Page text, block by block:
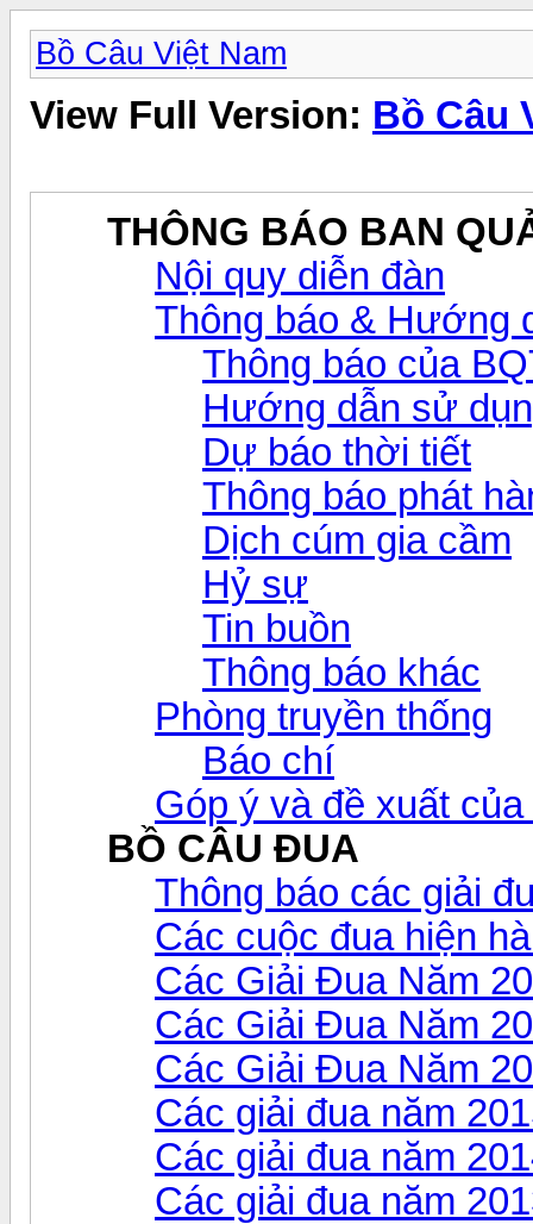
Bồ Câu Việt Nam
View Full Version: Bồ Câu
THÔNG BÁO BAN
Nội quy diễn đàn
Thông báo & Hướng
Thông báo của
Hướng dẫn sử
Dự báo thời tiết
Thông báo phát
Dịch cúm gia cầm
Hỷ sự
Tin buồn
Thông báo khác
Phòng truyền thống
Báo chí
Góp ý và đề xuất
BỒ CÂU ĐUA
Thông báo các giải
Các cuộc đua hiện
Các Giải Đua Năm
Các Giải Đua Năm
Các Giải Đua Năm
Các giải đua năm
Các giải đua năm
Các giải đua năm